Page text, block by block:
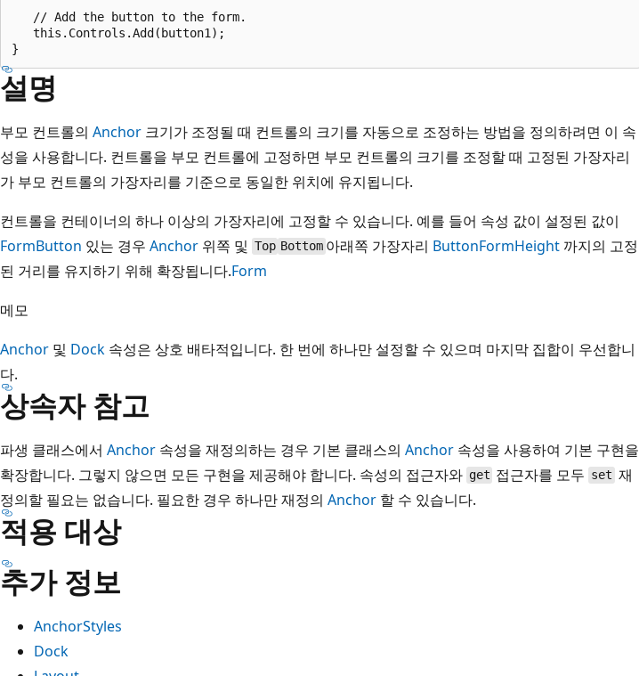
   // Add the button to the form.
   this.Controls.Add(button1);
설명
부모 컨트롤의 Anchor 크기가 조정될 때 컨트롤의 크기를 자동으로 조정하는 방법을 정의하려면 이 속
성을 사용합니다. 컨트롤을 부모 컨트롤에 고정하면 부모 컨트롤의 크기를 조정할 때 고정된 가장자리
가 부모 컨트롤의 가장자리를 기준으로 동일한 위치에 유지됩니다.
컨트롤을 컨테이너의 하나 이상의 가장자리에 고정할 수 있습니다. 예를 들어 속성 값이 설정된 값이
FormButton 있는 경우 Anchor 위쪽 및 Top Bottom 아래쪽 가장자리 ButtonFormHeight까지의 고정
된 거리를 유지하기 위해 확장됩니다.Form
메모
Anchor 및 Dock 속성은 상호 배타적입니다. 한 번에 하나만 설정할 수 있으며 마지막 집합이 우선합니
다.
상속자 참고
파생 클래스에서 Anchor 속성을 재정의하는 경우 기본 클래스의 Anchor 속성을 사용하여 기본 구현을
확장합니다. 그렇지 않으면 모든 구현을 제공해야 합니다. 속성의 접근자와 get 접근자를 모두 set 재
정의할 필요는 없습니다. 필요한 경우 하나만 재정의 Anchor 할 수 있습니다.
적용 대상
추가 정보
AnchorStyles
Dock